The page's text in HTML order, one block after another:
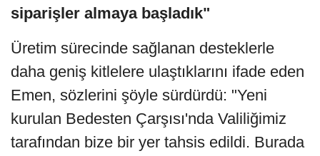
siparişler almaya başladık"
Üretim sürecinde sağlanan desteklerle
daha geniş kitlelere ulaştıklarını ifade eden
Emen, sözlerini şöyle sürdürdü: "Yeni
kurulan Bedesten Çarşısı'nda Valiliğimiz
tarafından bize bir yer tahsis edildi. Burada